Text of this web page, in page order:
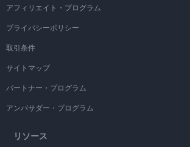
アフィリエイト・プログラム
プライバシーポリシー
取引条件
サイトマップ
パートナー・プログラム
アンバサダー・プログラム
リソース